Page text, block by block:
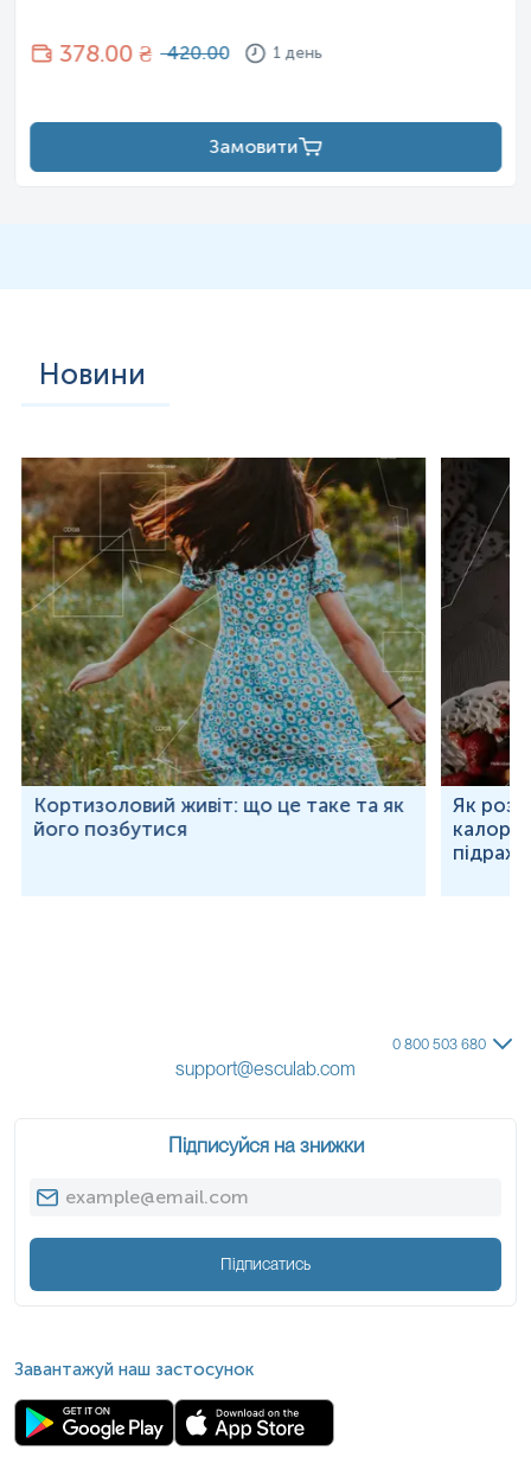
378.00 ₴ 420.00 1 день
Замовити
Новини
Кортизоловий живіт: що це таке та як
його позбутися
Як
0 800 503 680
support@esculab.com
Підписуйся на знижки
Підписатись
Завантажуй наш застосунок